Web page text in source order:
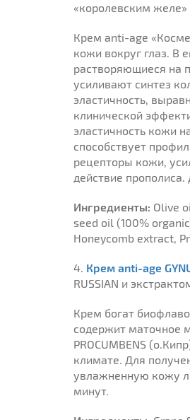
«королевским
Крем anti-age
кожи вокруг глаз. В
растворяющиеся на
усиливают синтез
эластичность,
клинической
эластичность кожи
способствует
рецепторы кожи,
действие
Ингредиенты: Olive
seed oil (100%
Honeycomb extract,
4. Крем anti-age
RUSSIAN и
Крем богат
содержит маточное
PROCUMBENS
климате. Для
увлажненную кожу
минут.